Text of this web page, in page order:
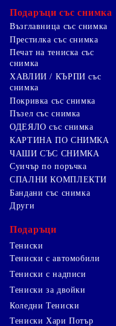
Подаръци със снимка
Възглавница със снимка
Престилка със снимка
Печат на тениска със
снимка
ХАВЛИИ / КЪРПИ със
снимка
Покривка със снимка
Пъзел със снимка
ОДЕЯЛО със снимка
КАРТИНА ПО СНИМКА
ЧАШИ СЪС СНИМКА
Суичър по поръчка
СПАЛНИ КОМПЛЕКТИ
Бандани със снимка
Други
Подаръци
Тениски
Тениски с автомобили
Тениски с надписи
Тениски за двойки
Коледни Тениски
Тениски Хари Потър